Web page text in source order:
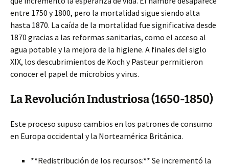
entre 1750 y 1800, pero la mortalidad sigue siendo alta
hasta 1870. La caída de la mortalidad fue significativa desde
1870 gracias a las reformas sanitarias, como el acceso al
agua potable y la mejora de la higiene. A finales del siglo
XIX, los descubrimientos de Koch y Pasteur permitieron
conocer el papel de microbios y virus.
La Revolución Industriosa (1650-1850)
Este proceso supuso cambios en los patrones de consumo
en Europa occidental y la Norteamérica Británica.
**Redistribución de los recursos:** Se incrementó la